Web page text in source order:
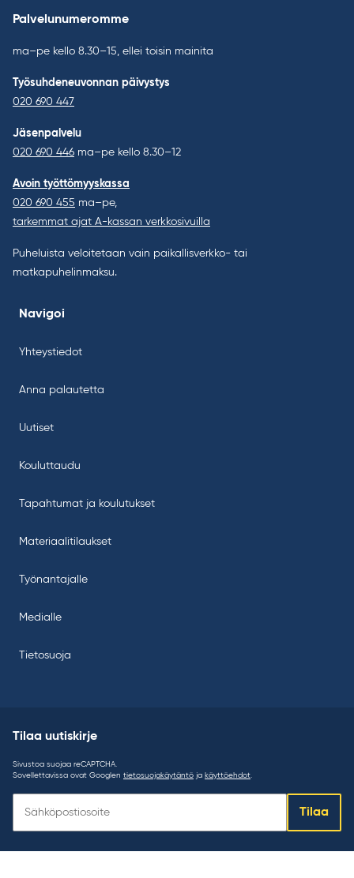
Palvelunumeromme
ma–pe kello 8.30–15, ellei toisin mainita
Työsuhdeneuvonnan päivystys
020 690 447
Jäsenpalvelu
020 690 446 ma–pe kello 8.30–12
Avoin työttömyyskassa
020 690 455 ma–pe,
tarkemmat ajat A-kassan verkkosivuilla
Puheluista veloitetaan vain paikallisverkko- tai
matkapuhelinmaksu.
Navigoi
Yhteystiedot
Anna palautetta
Uutiset
Kouluttaudu
Tapahtumat ja koulutukset
Materiaalitilaukset
Työnantajalle
Medialle
Tietosuoja
Tilaa uutiskirje
Sivustoa suojaa reCAPTCHA.
Sovellettavissa ovat Googlen tietosuojakäytäntö ja käyttöehdot.
uutiskirje:
Tilaa